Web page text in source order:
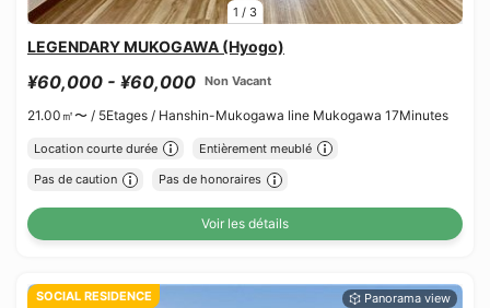
1 / 3
LEGENDARY MUKOGAWA (Hyogo)
¥60,000 - ¥60,000 Non Vacant
21.00㎡〜 / 5Etages / Hanshin-Mukogawa line Mukogawa 17Minutes
Location courte durée Entièrement meublé
Pas de caution Pas de honoraires
Voir les détails
SOCIAL RESIDENCE